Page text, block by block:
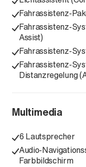
Fahrassistenz-
Fahrassistenz-
Assist)
Fahrassistenz-
Fahrassistenz-
Distanzregelung
Multimedia
6 Lautsprecher
Audio-
Farbbildschirm